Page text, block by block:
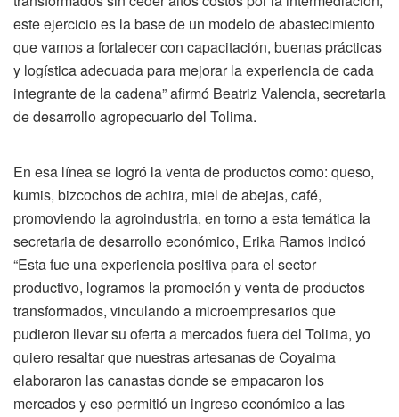
este ejercicio es la base de un modelo de abastecimiento
que vamos a fortalecer con capacitación, buenas prácticas
y logística adecuada para mejorar la experiencia de cada
integrante de la cadena” afirmó Beatriz Valencia, secretaria
de desarrollo agropecuario del Tolima.
En esa línea se logró la venta de productos como: queso,
kumis, bizcochos de achira, miel de abejas, café,
promoviendo la agroindustria, en torno a esta temática la
secretaria de desarrollo económico, Erika Ramos indicó
“Esta fue una experiencia positiva para el sector
productivo, logramos la promoción y venta de productos
transformados, vinculando a microempresarios que
pudieron llevar su oferta a mercados fuera del Tolima, yo
quiero resaltar que nuestras artesanas de Coyaima
elaboraron las canastas donde se empacaron los
mercados y eso permitió un ingreso económico a las